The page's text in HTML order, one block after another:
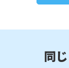
同